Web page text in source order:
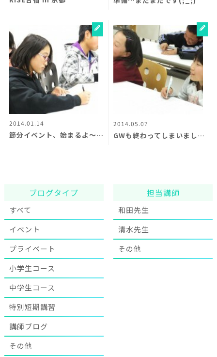
2014.01.14
節分イベント、始まるよ〜＼(^o^)／
2014.05.07
GWも終わってしまいました＾＾；
ブログタイプ
すべて
イベント
プライベート
小学生コース
中学生コース
特別短期講習
講師ブログ
その他
担当講師
和田先生
清水先生
その他